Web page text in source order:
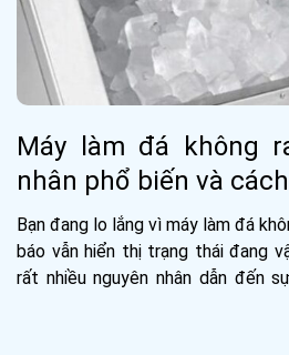
Máy làm đá không
nhân phổ biến và
Bạn đang lo lắng vì máy làm đá
báo vẫn hiển thị trạng thái đang
rất nhiều nguyên nhân dẫn đến